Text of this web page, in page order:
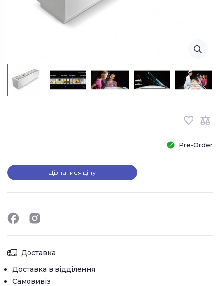
Pre-Order
Дізнатися ціну
Доставка
Доставка в відділення
Самовивіз